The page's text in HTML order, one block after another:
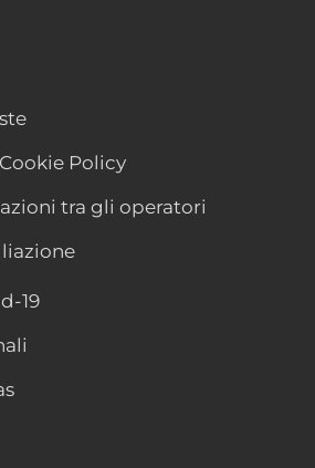
Policy
tra gli operatori
19